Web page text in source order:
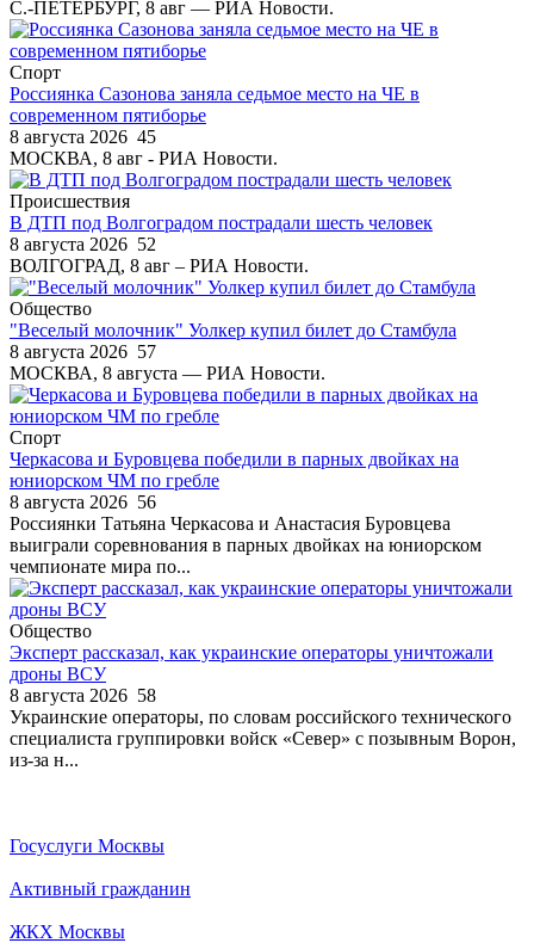
С.-ПЕТЕРБУРГ, 8 авг — РИА Новости.
Спорт
Россиянка Сазонова заняла седьмое место на ЧЕ в
современном пятиборье
8 августа 2026 45
МОСКВА, 8 авг - РИА Новости.
Происшествия
В ДТП под Волгоградом пострадали шесть человек
8 августа 2026 52
ВОЛГОГРАД, 8 авг – РИА Новости.
Общество
"Веселый молочник" Уолкер купил билет до Стамбула
8 августа 2026 57
МОСКВА, 8 августа — РИА Новости.
Спорт
Черкасова и Буровцева победили в парных двойках на
юниорском ЧМ по гребле
8 августа 2026 56
Россиянки Татьяна Черкасова и Анастасия Буровцева
выиграли соревнования в парных двойках на юниорском
чемпионате мира по...
Общество
Эксперт рассказал, как украинские операторы уничтожали
дроны ВСУ
8 августа 2026 58
Украинские операторы, по словам российского технического
специалиста группировки войск «Север» с позывным Ворон,
из-за н...
Госуслуги Москвы
Активный гражданин
ЖКХ Москвы